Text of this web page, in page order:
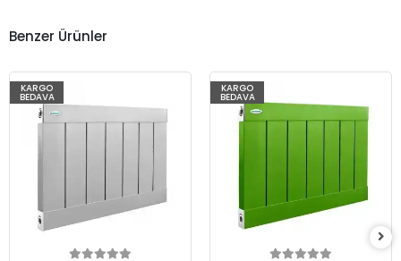
Benzer Ürünler
KARGO
BEDAVA
KARGO
BEDAVA